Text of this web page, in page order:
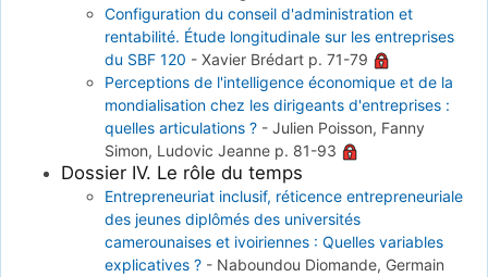
Configuration du conseil d'administration et
rentabilité. Étude longitudinale sur les entreprises
du SBF 120 - Xavier Brédart p. 71-79
Perceptions de l'intelligence économique et de la
mondialisation chez les dirigeants d'entreprises :
quelles articulations ? - Julien Poisson, Fanny
Simon, Ludovic Jeanne p. 81-93
Dossier IV. Le rôle du temps
Entrepreneuriat inclusif, réticence entrepreneuriale
des jeunes diplômés des universités
camerounaises et ivoiriennes : Quelles variables
explicatives ? - Naboundou Diomande, Germain